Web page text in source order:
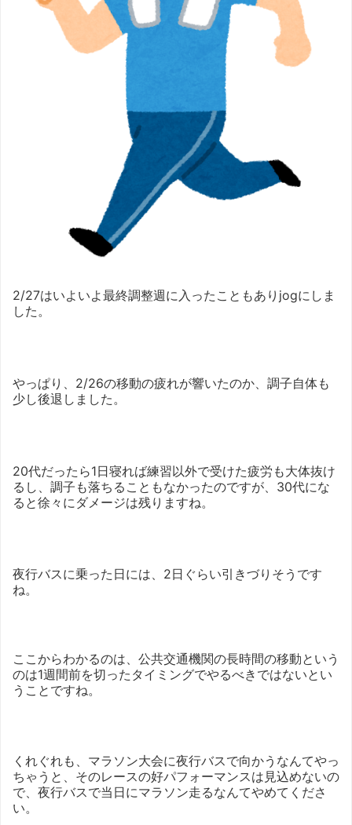
2/27はいよいよ最終調整週に入ったこともありjogにしま
した。
やっぱり、2/26の移動の疲れが響いたのか、調子自体も
少し後退しました。
20代だったら1日寝れば練習以外で受けた疲労も大体抜け
るし、調子も落ちることもなかったのですが、30代にな
ると徐々にダメージは残りますね。
夜行バスに乗った日には、2日ぐらい引きづりそうです
ね。
ここからわかるのは、公共交通機関の長時間の移動という
のは1週間前を切ったタイミングでやるべきではないとい
うことですね。
くれぐれも、マラソン大会に夜行バスで向かうなんてやっ
ちゃうと、そのレースの好パフォーマンスは見込めないの
で、夜行バスで当日にマラソン走るなんてやめてくださ
い。